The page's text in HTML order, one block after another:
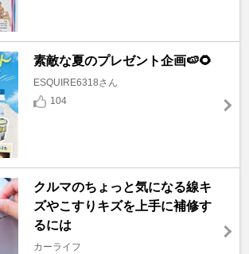
素敵な夏のプレゼント企画🍉🌻
ESQUIRE6318さん
104
クルマのちょっと気になる線キ
ズやこすりキズを上手に補修す
るには
カーライフ